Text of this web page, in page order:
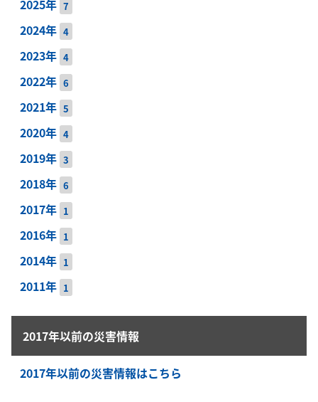
2025年 7
2024年 4
2023年 4
2022年 6
2021年 5
2020年 4
2019年 3
2018年 6
2017年 1
2016年 1
2014年 1
2011年 1
2017年以前の災害情報
2017年以前の災害情報はこちら